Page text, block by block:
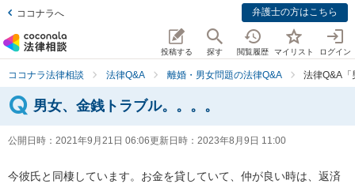
ココナラへ 弁護士の方はこちら
投稿する 探す 閲覧履歴 マイリスト ログイン
ココナラ法律相談 法律Q&A 離婚・男女問題の法律Q&A 法律Q&A「
男女、金銭トラブル。。。。
公開日時： 2021年9月21日 06:06更新日時： 2023年8月9日 11:00
今彼氏と同棲しています。お金を貸していて、仲が良い時は、返済